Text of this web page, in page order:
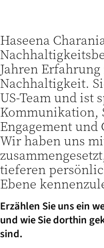
Haseena
Jahren
Nachhaltigkeit.
US-Team und ist
Kommunikation,
Engagement und
Wir haben uns
tieferen
Ebene
Erzählen Sie uns ein
und wie Sie dorthin
sind.